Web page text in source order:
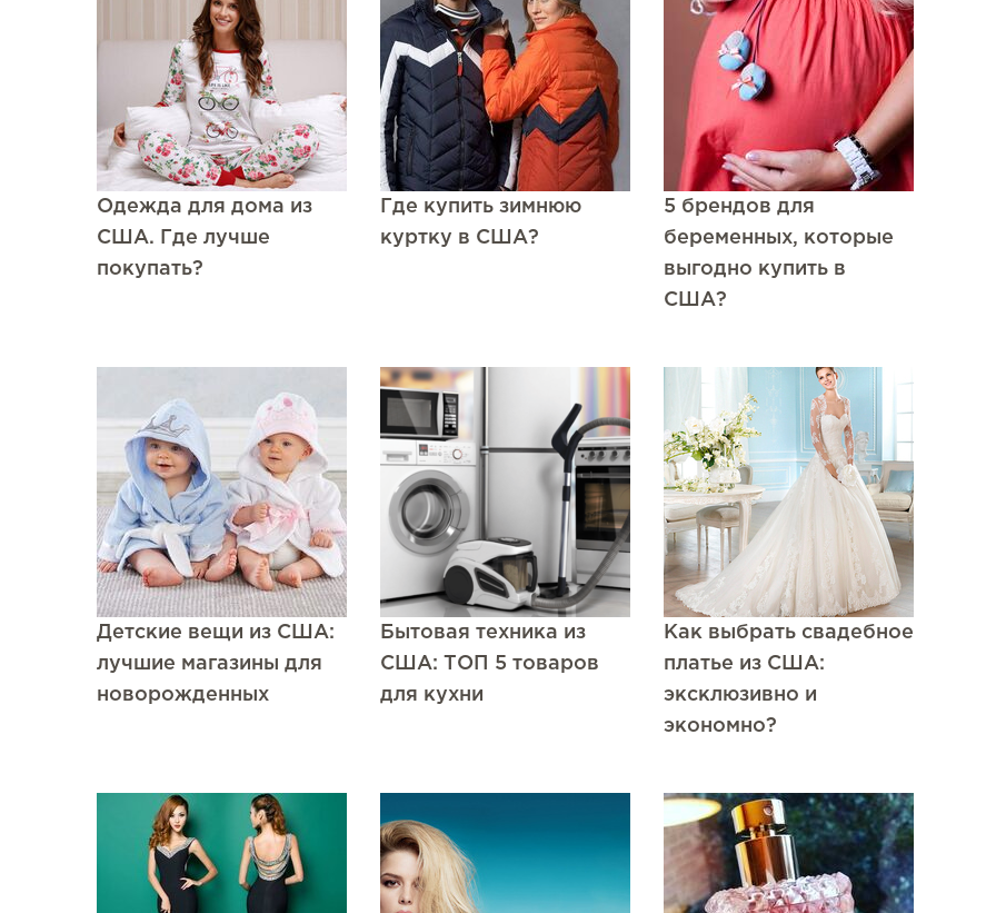
Одежда для дома из
США. Где лучше
покупать?
Где купить зимнюю
куртку в США?
5 брендов для
беременных, которые
выгодно купить в
США?
Детские вещи из США:
лучшие магазины для
новорожденных
Бытовая техника из
США: ТОП 5 товаров
для кухни
Как выбрать свадебное
платье из США:
эксклюзивно и
экономно?